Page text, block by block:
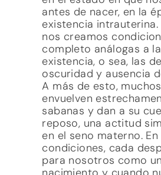
antes de nacer, en la
existencia intrauterina.
nos creamos
completo análogas a
existencia, o sea, las
oscuridad y ausencia
A más de esto,
envuelven
sabanas y dan a su
reposo, una actitud
en el seno materno.
condiciones, cada
para nosotros como